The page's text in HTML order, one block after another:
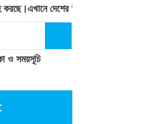
দেশের উপকূলীয় অঞ্চলের
ও সময়সূচি